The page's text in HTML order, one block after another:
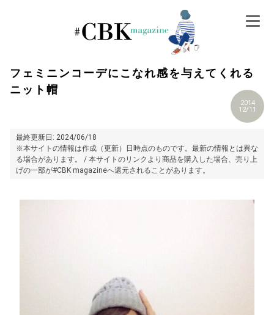
フェミニンコーデにこなれ感を与えてくれる
ニット帽
2014
12/11
最終更新日: 2024/06/18
※本サイトの情報は作成（更新）日時点のものです。最新の情報とは異な
る場合があります。 / 本サイトのリンクより商品を購入した場合、売り上
げの一部が#CBK magazineへ還元されることがあります。